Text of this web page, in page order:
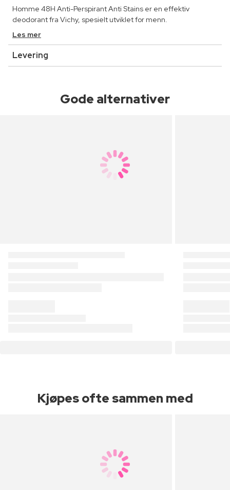
Homme 48H Anti-Perspirant Anti Stains er en effektiv
deodorant fra Vichy, spesielt utviklet for menn.
Les mer
Levering
Gode alternativer
Kjøpes ofte sammen med